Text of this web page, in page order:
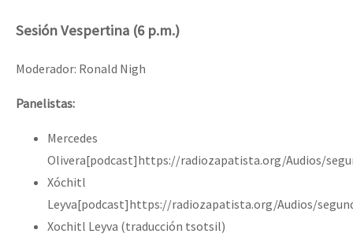
Sesión Vespertina (6 p.m.)
Moderador: Ronald Nigh
Panelistas:
Mercedes
Olivera[podcast]https://radiozapatista.org/Audios/
Xóchitl
Leyva[podcast]https://radiozapatista.org/Audios/
Xochitl Leyva (traducción tsotsil)